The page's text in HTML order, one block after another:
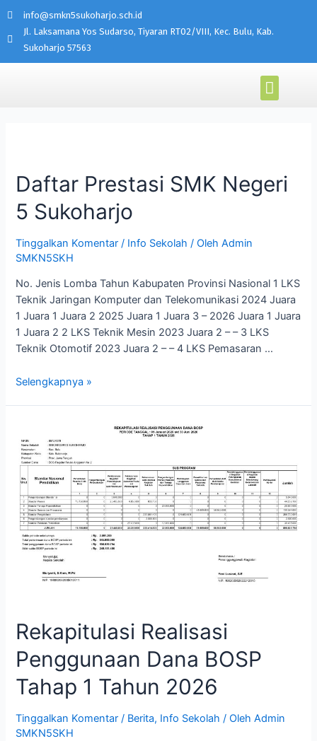
info@smkn5sukoharjo.sch.id
Jl. Laksamana Yos Sudarso, Tiyaran RT02/VIII, Kec. Bulu, Kab.
Sukoharjo 57563
Daftar Prestasi SMK Negeri
5 Sukoharjo
Tinggalkan Komentar / Info Sekolah / OlehAdmin
SMKN5SKH
No. Jenis Lomba Tahun Kabupaten Provinsi Nasional 1 LKS
Teknik Jaringan Komputer dan Telekomunikasi 2024 Juara
1 Juara 1 Juara 2 2025 Juara 1 Juara 3 – 2026 Juara 1 Juara
1 Juara 2 2 LKS Teknik Mesin 2023 Juara 2 – – 3 LKS
Teknik Otomotif 2023 Juara 2 – – 4 LKS Pemasaran …
Selengkapnya »
Rekapitulasi Realisasi
Penggunaan Dana BOSP
Tahap 1 Tahun 2026
Tinggalkan Komentar / Berita, Info Sekolah / OlehAdmin
SMKN5SKH